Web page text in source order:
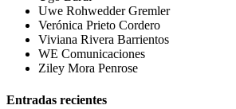
Uwe Rohwedder Gremler
Verónica Prieto Cordero
Viviana Rivera Barrientos
WE Comunicaciones
Ziley Mora Penrose
Entradas recientes